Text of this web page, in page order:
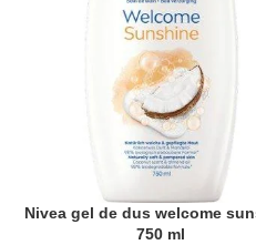
Nivea gel de dus welcome
750 ml